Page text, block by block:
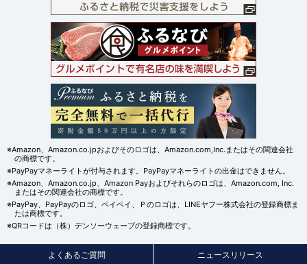
※Amazon、Amazon.co.jpおよびそのロゴは、Amazon.com,Inc.またはその関連会社
の商標です。
※PayPayマネーライトが付与されます。PayPayマネーライトの出金はできません。
※Amazon、Amazon.co.jp、Amazon Payおよびそれらのロゴは、Amazon.com, Inc.
またはその関連会社の商標です。
※PayPay、PayPayのロゴ、ペイペイ、Ｐのロゴは、LINEヤフー株式会社の登録商標ま
たは商標です。
※QRコードは（株）デンソーウェーブの登録商標です。
よくあるご質問 ニュースリリース